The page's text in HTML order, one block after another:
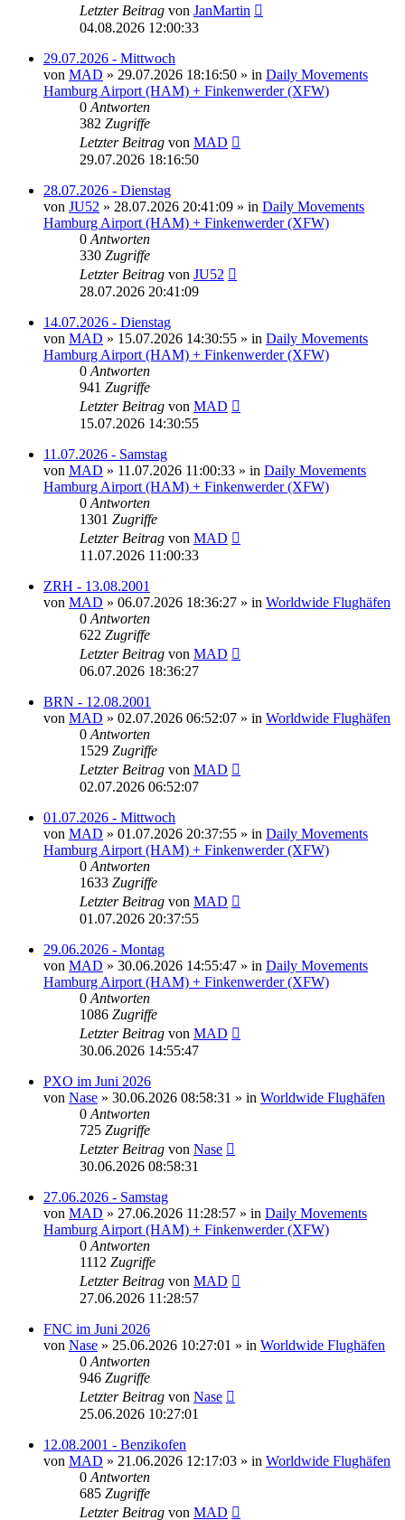
Letzter Beitrag von JanMartin
04.08.2026 12:00:33
29.07.2026 - Mittwoch
von MAD » 29.07.2026 18:16:50 » in Daily Movements
Hamburg Airport (HAM) + Finkenwerder (XFW)
0 Antworten
382 Zugriffe
Letzter Beitrag von MAD
29.07.2026 18:16:50
28.07.2026 - Dienstag
von JU52 » 28.07.2026 20:41:09 » in Daily Movements
Hamburg Airport (HAM) + Finkenwerder (XFW)
0 Antworten
330 Zugriffe
Letzter Beitrag von JU52
28.07.2026 20:41:09
14.07.2026 - Dienstag
von MAD » 15.07.2026 14:30:55 » in Daily Movements
Hamburg Airport (HAM) + Finkenwerder (XFW)
0 Antworten
941 Zugriffe
Letzter Beitrag von MAD
15.07.2026 14:30:55
11.07.2026 - Samstag
von MAD » 11.07.2026 11:00:33 » in Daily Movements
Hamburg Airport (HAM) + Finkenwerder (XFW)
0 Antworten
1301 Zugriffe
Letzter Beitrag von MAD
11.07.2026 11:00:33
ZRH - 13.08.2001
von MAD » 06.07.2026 18:36:27 » in Worldwide Flughäfen
0 Antworten
622 Zugriffe
Letzter Beitrag von MAD
06.07.2026 18:36:27
BRN - 12.08.2001
von MAD » 02.07.2026 06:52:07 » in Worldwide Flughäfen
0 Antworten
1529 Zugriffe
Letzter Beitrag von MAD
02.07.2026 06:52:07
01.07.2026 - Mittwoch
von MAD » 01.07.2026 20:37:55 » in Daily Movements
Hamburg Airport (HAM) + Finkenwerder (XFW)
0 Antworten
1633 Zugriffe
Letzter Beitrag von MAD
01.07.2026 20:37:55
29.06.2026 - Montag
von MAD » 30.06.2026 14:55:47 » in Daily Movements
Hamburg Airport (HAM) + Finkenwerder (XFW)
0 Antworten
1086 Zugriffe
Letzter Beitrag von MAD
30.06.2026 14:55:47
PXO im Juni 2026
von Nase » 30.06.2026 08:58:31 » in Worldwide Flughäfen
0 Antworten
725 Zugriffe
Letzter Beitrag von Nase
30.06.2026 08:58:31
27.06.2026 - Samstag
von MAD » 27.06.2026 11:28:57 » in Daily Movements
Hamburg Airport (HAM) + Finkenwerder (XFW)
0 Antworten
1112 Zugriffe
Letzter Beitrag von MAD
27.06.2026 11:28:57
FNC im Juni 2026
von Nase » 25.06.2026 10:27:01 » in Worldwide Flughäfen
0 Antworten
946 Zugriffe
Letzter Beitrag von Nase
25.06.2026 10:27:01
12.08.2001 - Benzikofen
von MAD » 21.06.2026 12:17:03 » in Worldwide Flughäfen
0 Antworten
685 Zugriffe
Letzter Beitrag von MAD